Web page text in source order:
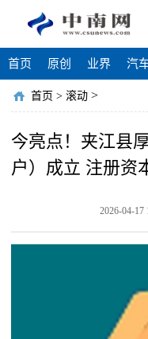
首页 原创 业界 汽
首页 > 滚动 >
今亮点！夹江县
户）成立 注册资
2026-04-17